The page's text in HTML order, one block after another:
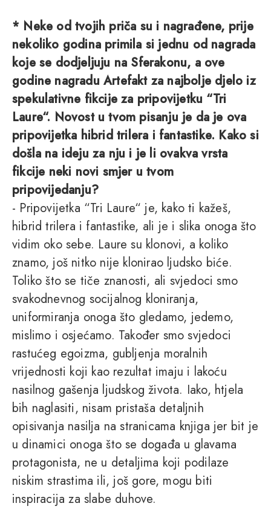
* Neke od tvojih priča su i nagrađene, prije
nekoliko godina primila si jednu od nagrada
koje se dodjeljuju na Sferakonu, a ove
godine nagradu Artefakt za najbolje djelo iz
spekulativne fikcije za pripovijetku “Tri
Laure“. Novost u tvom pisanju je da je ova
pripovijetka hibrid trilera i fantastike. Kako si
došla na ideju za nju i je li ovakva vrsta
fikcije neki novi smjer u tvom
pripovijedanju?
- Pripovijetka “Tri Laure“ je, kako ti kažeš,
hibrid trilera i fantastike, ali je i slika onoga što
vidim oko sebe. Laure su klonovi, a koliko
znamo, još nitko nije klonirao ljudsko biće.
Toliko što se tiče znanosti, ali svjedoci smo
svakodnevnog socijalnog kloniranja,
uniformiranja onoga što gledamo, jedemo,
mislimo i osjećamo. Također smo svjedoci
rastućeg egoizma, gubljenja moralnih
vrijednosti koji kao rezultat imaju i lakoću
nasilnog gašenja ljudskog života. Iako, htjela
bih naglasiti, nisam pristaša detaljnih
opisivanja nasilja na stranicama knjiga jer bit je
u dinamici onoga što se događa u glavama
protagonista, ne u detaljima koji podilaze
niskim strastima ili, još gore, mogu biti
inspiracija za slabe duhove.